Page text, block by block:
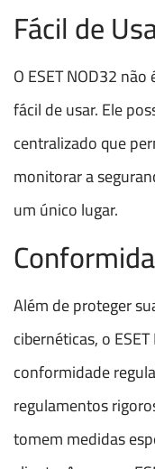
Fácil de
O ESET NOD32
fácil de usar. Ele
centralizado que
monitorar a
um único lugar.
Além de proteger
cibernéticas, o
conformidade
regulamentos
tomem medidas